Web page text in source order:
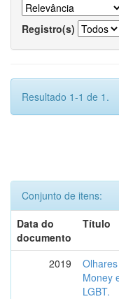
Registro(s)
Resultado 1-1 de 1.
Conjunto de itens:
Data do
documento
Título
2019
Money
LGBT.